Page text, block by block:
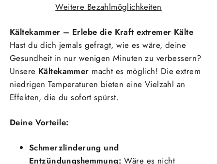
Weitere Bezahlmöglichkeiten
Kältekammer – Erlebe die Kraft extremer Kälte
Hast du dich jemals gefragt, wie es wäre, deine
Gesundheit in nur wenigen Minuten zu verbessern?
Unsere Kältekammer macht es möglich! Die extrem
niedrigen Temperaturen bieten eine Vielzahl an
Effekten, die du sofort spürst.
Deine Vorteile:
Schmerzlinderung und
Entzündungshemmung: Wäre es nicht